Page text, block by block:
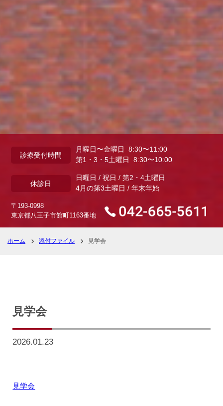
診療受付時間
月曜日〜金曜日 8:30〜11:00
第1・3・5土曜日 8:30〜10:00
休診日
日曜日 / 祝日 / 第2・4土曜日
4月の第3土曜日 / 年末年始
〒193-0998
東京都八王子市館町1163番地
ホーム 添付ファイル 見学会
見学会
2026.01.23
見学会